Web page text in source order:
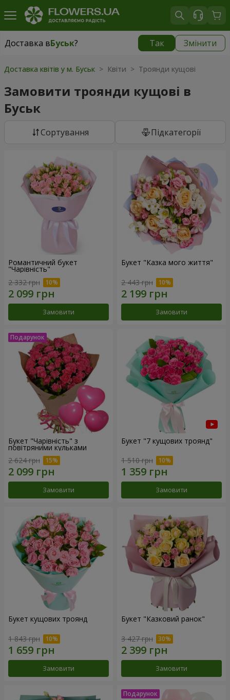
Доставка вБуськ? Так Змінити
Доставка вБуськ
Доставка квітів у м. Буськ > Квіти > Троянди кущові
Замовити троянди кущові в
Буськ
Сортування Підкатегорії
Романтичний букет
"Чарівність"
2 332 грн
Замовити
Букет "Казка мого життя"
2 443 грн
Замовити
Букет "Чарівність" з
повітряними кульками
2 624 грн
Замовити
Букет "7 кущових троянд"
1 510 грн
Замовити
Букет кущових троянд
1 843 грн
Замовити
Букет "Казковий ранок"
3 427 грн
Замовити